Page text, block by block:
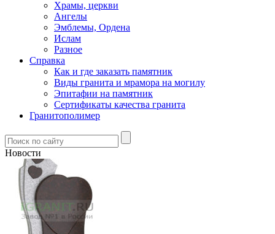
Храмы, церкви
Ангелы
Эмблемы, Ордена
Ислам
Разное
Справка
Как и где заказать памятник
Виды гранита и мрамора на могилу
Эпитафии на памятник
Сертификаты качества гранита
Гранитополимер
Новости